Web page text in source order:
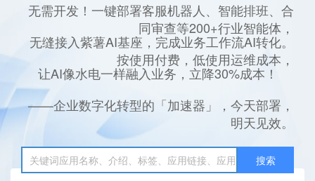
无需开发！一键部署客服机器人、智能排班、合
同审查等200+行业智能体，
无缝接入紫薯AI基座，完成业务工作流AI转化。
按使用付费，低使用运维成本，
让AI像水电一样融入业务，立降30%成本！
——企业数字化转型的「加速器」，今天部署，
明天见效。
搜索